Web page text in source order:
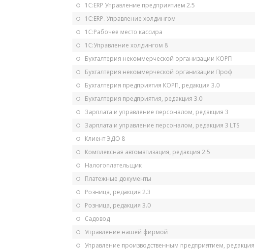
1С:ERP Управление предприятием 2.5
1С:ERP. Управление холдингом
1С:Рабочее место кассира
1С:Управление холдингом 8
Бухгалтерия некоммерческой организации КОРП
Бухгалтерия некоммерческой организации Проф
Бухгалтерия предприятия КОРП, редакция 3.0
Бухгалтерия предприятия, редакция 3.0
Зарплата и управление персоналом, редакция 3
Зарплата и управление персоналом, редакция 3 LTS
Клиент ЭДО 8
Комплексная автоматизация, редакция 2.5
Налогоплательщик
Платежные документы
Розница, редакция 2.3
Розница, редакция 3.0
Садовод
Управление нашей фирмой
Управление производственным предприятием, редакция